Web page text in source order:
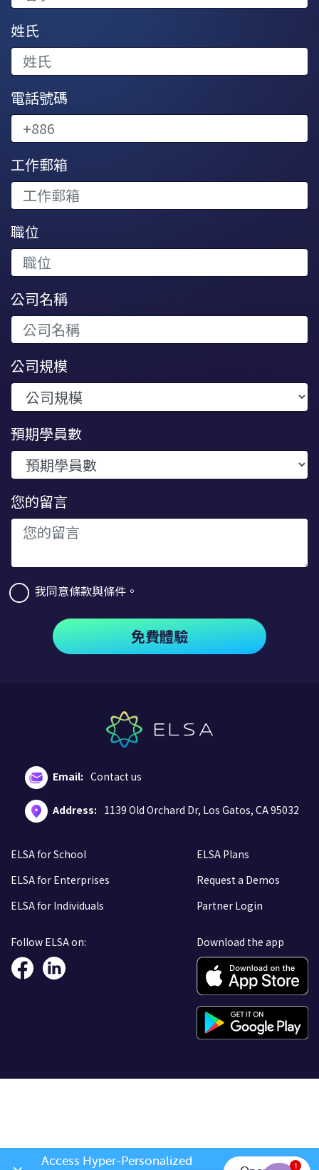
姓氏
電話號碼
工作郵箱
職位
公司名稱
公司規模
預期學員數
您的留言
我同意條款與條件。
免費體驗
Email: Contact us
Address: 1139 Old Orchard Dr, Los Gatos, CA 95032
ELSA for School
ELSA for Enterprises
ELSA for Individuals
ELSA Plans
Request a Demos
Partner Login
Follow ELSA on: Download the app
1
Access Hyper-Personalized